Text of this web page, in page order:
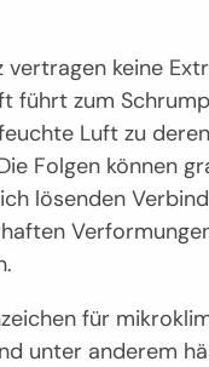
vertragen keine
führt zum
Luft zu deren
Folgen können
lösenden
für
unter anderem